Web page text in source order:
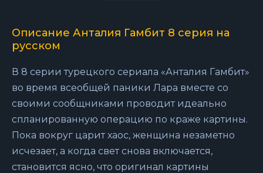
Описание Анталия Гамбит 8 серия на
русском
В 8 серии турецкого сериала «Анталия Гамбит»
во время всеобщей паники Лара вместе со
своими сообщниками проводит идеально
спланированную операцию по краже картины.
Пока вокруг царит хаос, женщина незаметно
исчезает, а когда свет снова включается,
становится ясно, что оригинал картины